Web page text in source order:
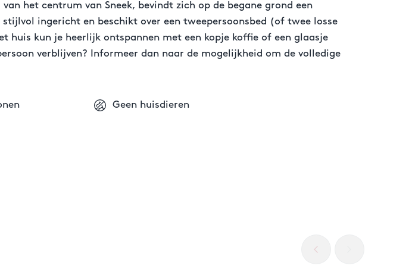
het centrum van Sneek, bevindt zich op de begane grond een
ingericht en beschikt over een tweepersoonsbed (of twee losse
huis kun je heerlijk ontspannen met een kopje koffie of een glaasje
verblijven? Informeer dan naar de mogelijkheid om de volledige
Geen huisdieren